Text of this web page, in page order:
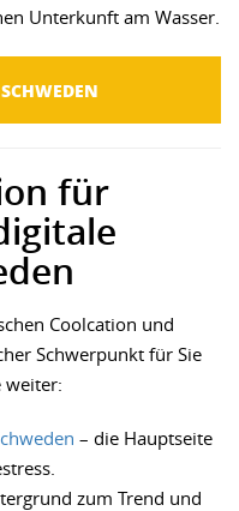
Unterkunft am Wasser.
für
Coolcation und
Schwerpunkt für Sie
weiter:
– die Hauptseite
zum Trend und